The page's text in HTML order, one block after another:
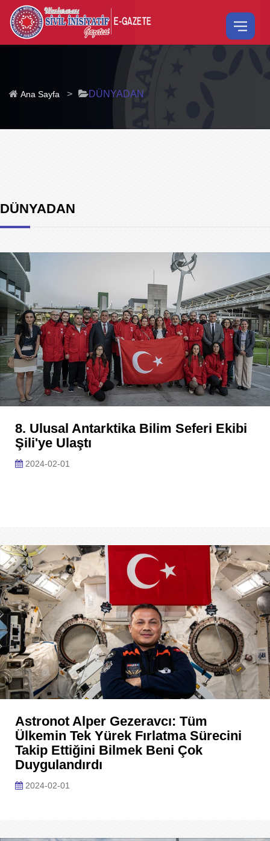
Ana Sayfa > DÜNYADAN
DÜNYADAN
8. Ulusal Antarktika Bilim Seferi Ekibi
Şili'ye Ulaştı
2024-02-01
Astronot Alper Gezeravcı: Tüm
Ülkemin Tek Yürek Fırlatma Sürecini
Takip Ettiğini Bilmek Beni Çok
Duygulandırdı
2024-02-01